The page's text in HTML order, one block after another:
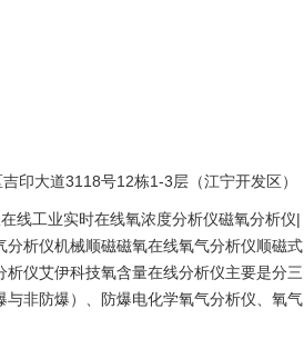
印大道3118号12栋1-3层（江宁开发区）
线工业实时在线氧浓度分析仪磁氧分析仪|
分析仪机械顺磁磁氧在线氧气分析仪顺磁式
析仪艾伊科技氧含量在线分析仪主要是分三
与非防爆）、防爆电化学氧气分析仪、氧气